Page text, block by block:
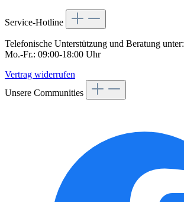
Service-Hotline
Telefonische Unterstützung und Beratung unter:
Mo.-Fr.: 09:00-18:00 Uhr
Vertrag widerrufen
Unsere Communities